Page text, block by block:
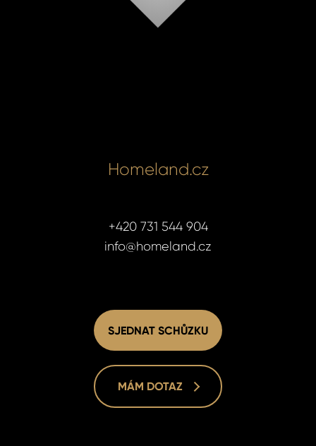
Homeland.cz
+420 731 544 904
info@homeland.cz
SJEDNAT SCHŮZKU
MÁM DOTAZ